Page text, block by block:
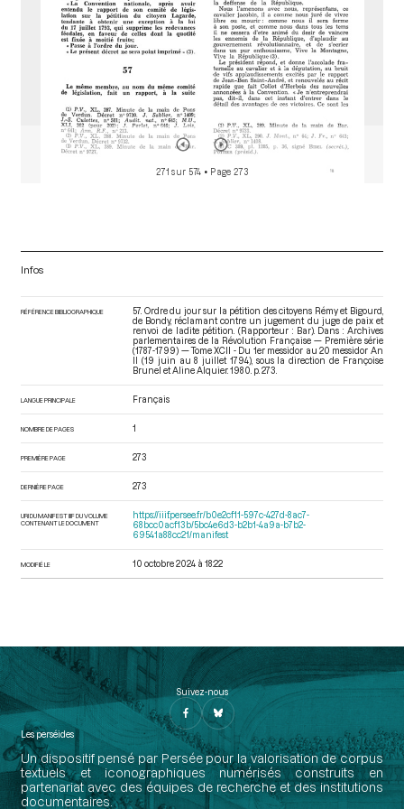
271 sur 574 • Page 273
Infos
RÉFÉRENCE BIBLIOGRAPHIQUE
57. Ordre du jour sur la pétition des citoyens Rémy et Bigourd,
de Bondy, réclamant contre un jugement du juge de paix et
renvoi de ladite pétition. (Rapporteur : Bar). Dans : Archives
parlementaires de la Révolution Française — Première série
(1787-1799) — Tome XCII - Du 1er messidor au 20 messidor An
II (19 juin au 8 juillet 1794), sous la direction de Françoise
Brunel et Aline Alquier. 1980. p. 273.
LANGUE PRINCIPALE Français
NOMBRE DE PAGES 1
PREMIÈRE PAGE 273
DERNIÈRE PAGE 273
URI DU MANIFEST IIIF DU VOLUME
CONTENANT LE DOCUMENT
https://iiif.persee.fr/b0e2cf11-597c-427d-8ac7-
68bcc0acf13b/5bc4e6d3-b2b1-4a9a-b7b2-
69541a88cc21/manifest
MODIFIÉ LE 10 octobre 2024 à 18:22
Suivez-nous
Les perséides
Un dispositif pensé par Persée pour la valorisation de corpus
textuels et iconographiques numérisés construits en
partenariat avec des équipes de recherche et des institutions
documentaires.